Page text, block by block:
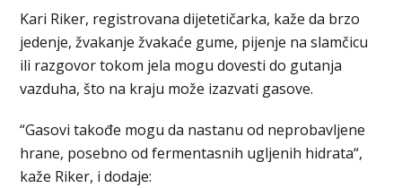
Kari Riker, registrovana dijetetičarka, kaže da brzo
jedenje, žvakanje žvakaće gume, pijenje na slamčicu
ili razgovor tokom jela mogu dovesti do gutanja
vazduha, što na kraju može izazvati gasove.
“Gasovi takođe mogu da nastanu od neprobavljene
hrane, posebno od fermentasnih ugljenih hidrata“,
kaže Riker, i dodaje: